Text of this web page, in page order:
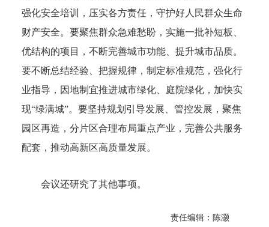
强化安全培训，压实各方责任，守护好人民群众生命
财产安全。要聚焦群众急难愁盼，实施一批补短板、
优结构的项目，不断完善城市功能、提升城市品质。
要不断总结经验、把握规律，制定标准规范，强化行
业指导，因地制宜推进城市绿化、庭院绿化，加快实
现“绿满城”。要坚持规划引导发展、管控发展，聚焦
园区再造，分片区合理布局重点产业，完善公共服务
配套，推动高新区高质量发展。
会议还研究了其他事项。
责任编辑：陈灏